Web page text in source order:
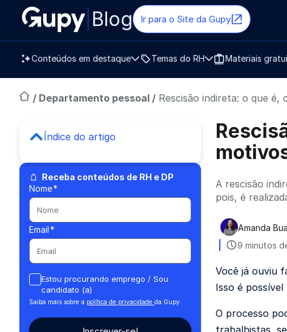
Blog Ir para o Site da Gupy
Conteúdos em destaque Temas do RH Materiais
/ Departamento pessoal / Rescisão indireta: o que é,
Índice do artigo
Receba conteúdos de RH e DP
Nome*
Email*
Estou procurando emprego / Sou
candidato (a)
Saiba mais sobre a política de privacidade da Gupy.
A rescisão
pois, é
Publicado
Amanda
9 minutos
Você já ouviu
Isso é
O processo
trabalhistas,